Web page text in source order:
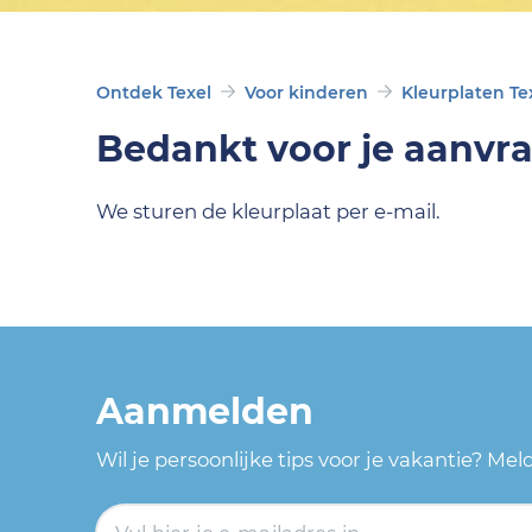
Ontdek Texel Voor kinderen Kleurplaten
Bedankt voor je
We sturen de kleurplaat per e-mail.
Aanmelden
Wil je persoonlijke tips voor je vakantie?